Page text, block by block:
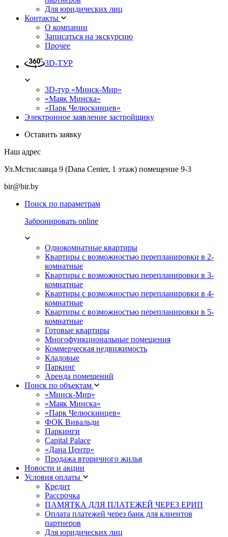
Для юридических лиц
Контакты
О компании
Записаться на экскурсию
Прочее
3D-ТУР
3D-тур «Минск-Мир»
«Маяк Минска»
«Парк Челюскинцев»
Электронное заявление застройщику
Оставить заявку
Наш адрес
Ул.Мстиславца 9 (Dana Center, 1 этаж) помещение 9-3
bir@bir.by
Поиск по параметрам
Забронировать online
Однокомнатные квартиры
Квартиры с возможностью перепланировки в 2-
комнатные
Квартиры с возможностью перепланировки в 3-
комнатные
Квартиры с возможностью перепланировки в 4-
комнатные
Квартиры с возможностью перепланировки в 5-
комнатные
Готовые квартиры
Многофункциональные помещения
Коммерческая недвижимость
Кладовые
Паркинг
Аренда помещений
Поиск по объектам
«Минск-Мир»
«Маяк Минска»
«Парк Челюскинцев»
ФОК Вивальди
Паркинги
Capital Palace
«Дана Центр»
Продажа вторичного жилья
Новости и акции
Условия оплаты
Кредит
Рассрочка
ПАМЯТКА ДЛЯ ПЛАТЕЖЕЙ ЧЕРЕЗ ЕРИП
Оплата платежей через банк для клиентов
партнеров
Для юридических лиц